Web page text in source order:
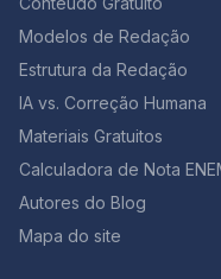
Modelos de Redação
Estrutura da Redação
IA vs. Correção Humana
Materiais Gratuitos
Calculadora de Nota
Autores do Blog
Mapa do site